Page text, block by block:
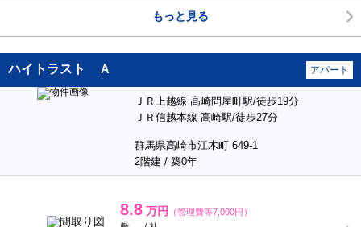
もっと見る
ハイトラスト Ａ アパート
ＪＲ上越線 高崎問屋町駅/徒歩19分
ＪＲ信越本線 高崎駅/徒歩27分
群馬県高崎市江木町 649-1
2階建 / 築0年
8.8 万円 （管理費等7,000円）